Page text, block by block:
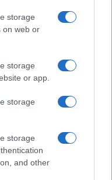
storage
on web or
storage
or app.
storage
storage
and other
de un eclipse
solar con…